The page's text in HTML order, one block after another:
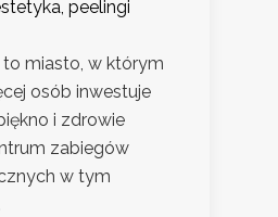
peelingi
to miasto, w którym
osób inwestuje
i zdrowie
zabiegów
w tym